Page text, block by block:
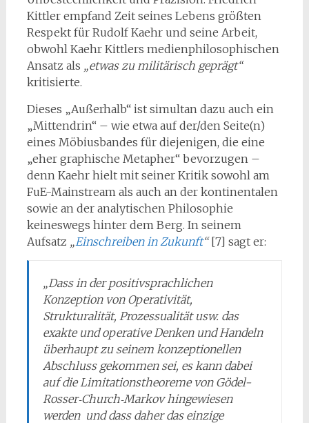
Kittler empfand Zeit seines Lebens größten
Respekt für Rudolf Kaehr und seine Arbeit,
obwohl Kaehr Kittlers medienphilosophischen
Ansatz als „etwas zu militärisch geprägt“
kritisierte.
Dieses „Außerhalb“ ist simultan dazu auch ein
„Mittendrin“ – wie etwa auf der/den Seite(n)
eines Möbiusbandes für diejenigen, die eine
„eher graphische Metapher“ bevorzugen –
denn Kaehr hielt mit seiner Kritik sowohl am
FuE-Mainstream als auch an der kontinentalen
sowie an der analytischen Philosophie
keineswegs hinter dem Berg. In seinem
Aufsatz „Einschreiben in Zukunft“[7] sagt er:
„Dass in der positivsprachlichen
Konzeption von Operativität,
Strukturalität, Prozessualität usw. das
exakte und operative Denken und Handeln
überhaupt zu seinem konzeptionellen
Abschluss ge­kommen sei, es kann dabei
auf die Limitationstheoreme von Gödel-
Rosser‑Church‑Markov hingewiesen
werden und dass daher das einzige